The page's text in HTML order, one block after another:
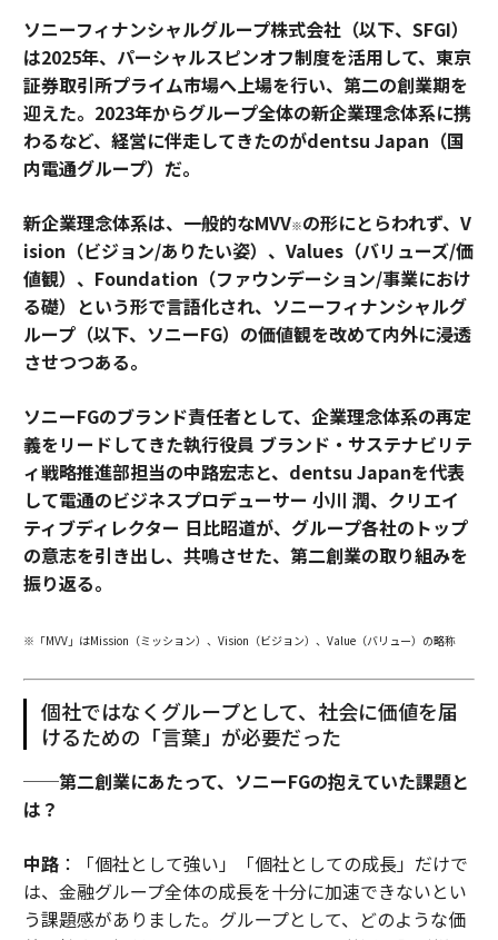
ソニーフィナンシャルグループ株式会社（以下、SFGI）
は2025年、パーシャルスピンオフ制度を活用して、東京
証券取引所プライム市場へ上場を行い、第二の創業期を
迎えた。2023年からグループ全体の新企業理念体系に携
わるなど、経営に伴走してきたのがdentsu Japan（国
内電通グループ）だ。
新企業理念体系は、一般的なMVV※の形にとらわれず、V
ision（ビジョン/ありたい姿）、Values（バリューズ/価
値観）、Foundation（ファウンデーション/事業におけ
る礎）という形で言語化され、ソニーフィナンシャルグ
ループ（以下、ソニーFG）の価値観を改めて内外に浸透
させつつある。
ソニーFGのブランド責任者として、企業理念体系の再定
義をリードしてきた執行役員 ブランド・サステナビリテ
ィ戦略推進部担当の中路宏志と、dentsu Japanを代表
して電通のビジネスプロデューサー 小川 潤、クリエイ
ティブディレクター 日比昭道が、グループ各社のトップ
の意志を引き出し、共鳴させた、第二創業の取り組みを
振り返る。
※「MVV」はMission（ミッション）、Vision（ビジョン）、Value（バリュー）の略称
個社ではなくグループとして、社会に価値を届
けるための「言葉」が必要だった
──第二創業にあたって、ソニーFGの抱えていた課題と
は？
中路：「個社として強い」「個社としての成長」だけで
は、金融グループ全体の成長を十分に加速できないとい
う課題感がありました。グループとして、どのような価